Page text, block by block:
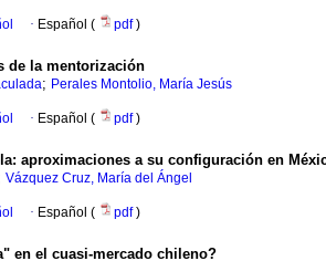
· Español ( pdf)
de la mentorización
; Perales Montolio, María Jesús
· Español ( pdf)
: aproximaciones a su configuración en
Vázquez Cruz, María del Ángel
· Español ( pdf)
en el cuasi-mercado chileno?